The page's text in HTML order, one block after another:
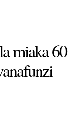
miaka 60